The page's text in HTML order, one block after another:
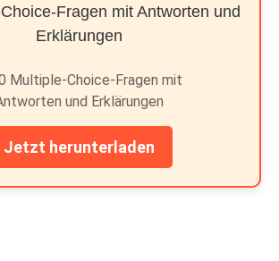
Fragen mit Antworten und
Erklärungen
Jetzt herunterladen